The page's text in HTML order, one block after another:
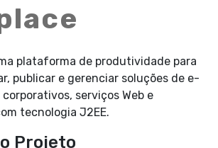
plataforma de produtividade para
publicar e gerenciar soluções de e-
serviços Web e
tecnologia J2EE.
Projeto